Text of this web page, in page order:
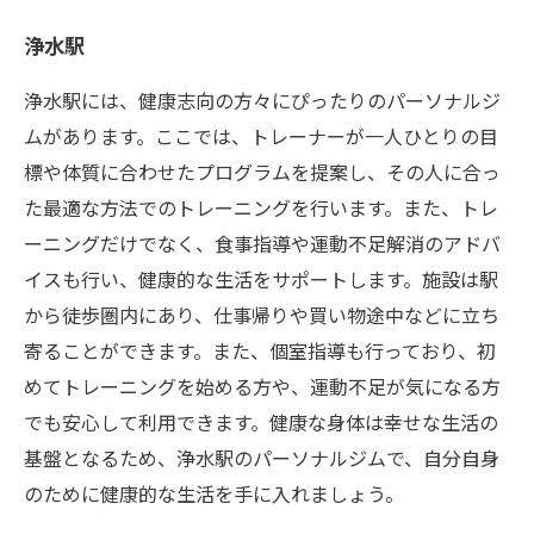
浄水駅
浄水駅には、健康志向の方々にぴったりのパーソナルジ
ムがあります。ここでは、トレーナーが一人ひとりの目
標や体質に合わせたプログラムを提案し、その人に合っ
た最適な方法でのトレーニングを行います。また、トレ
ーニングだけでなく、食事指導や運動不足解消のアドバ
イスも行い、健康的な生活をサポートします。施設は駅
から徒歩圏内にあり、仕事帰りや買い物途中などに立ち
寄ることができます。また、個室指導も行っており、初
めてトレーニングを始める方や、運動不足が気になる方
でも安心して利用できます。健康な身体は幸せな生活の
基盤となるため、浄水駅のパーソナルジムで、自分自身
のために健康的な生活を手に入れましょう。